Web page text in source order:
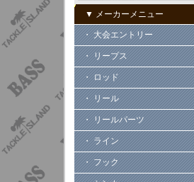
▼ メーカーメニュー
・ 大会エントリー
・ リープス
・ ロッド
・ リール
・ リールパーツ
・ ライン
・ フック